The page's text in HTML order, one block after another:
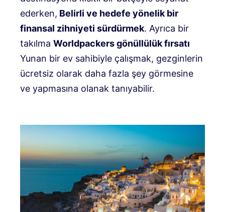
ederken, Belirli ve hedefe yönelik bir
finansal zihniyeti sürdürmek. Ayrıca bir
takılma Worldpackers gönüllülük fırsatı
Yunan bir ev sahibiyle çalışmak, gezginlerin
ücretsiz olarak daha fazla şey görmesine
ve yapmasına olanak tanıyabilir.